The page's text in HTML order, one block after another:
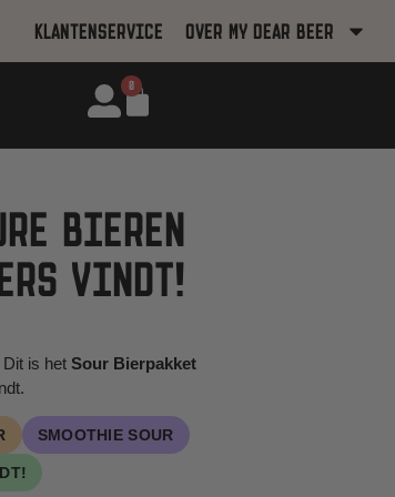
KLANTENSERVICE OVER MY DEAR BEER
0
BIEREN
VINDT!
Dit is hetSour Bierpakket
SMOOTHIE SOUR